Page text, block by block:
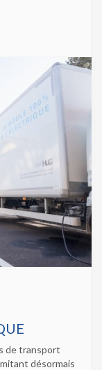
de transport
désormais